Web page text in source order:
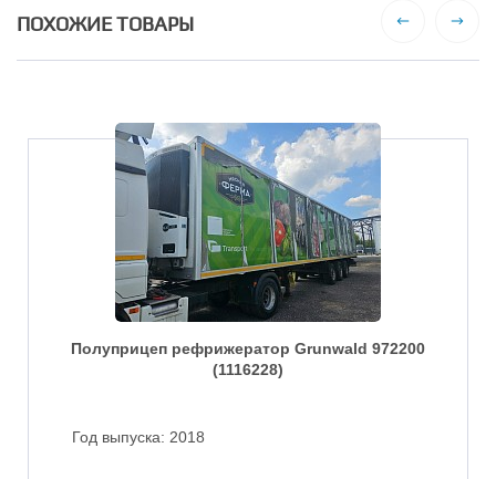
ПОХОЖИЕ ТОВАРЫ
Полуприцеп рефрижератор Grunwald 972200
(1116228)
Год выпуска: 2018